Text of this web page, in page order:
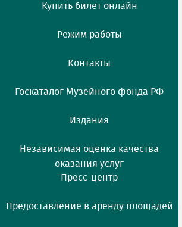
Купить билет онлайн
Режим работы
Контакты
Госкаталог Музейного фонда РФ
Издания
Независимая оценка качества
оказания услуг
Пресс-центр
Предоставление в аренду площадей